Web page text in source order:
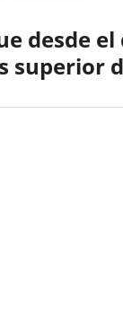
desde
superior